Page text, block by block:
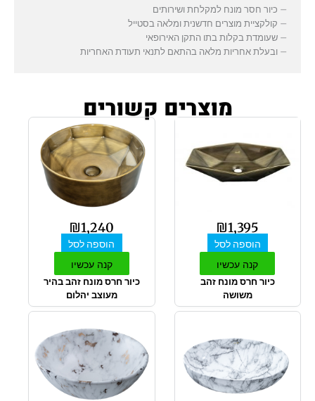
– כיור חסר מונח למקלחת ושירותים
– קולקציית מוצרים חדשנית ומלאה בסטייל
– שעומדת בקלות בתו התקן האירופאי
– ובעלת אחריות מלאה בהתאם לתנאי תעודת האחריות
מוצרים קשורים
₪1,395
הוספה לסל
קנה עכשיו
כיור חרס מונח זהב
משושה
₪1,240
הוספה לסל
קנה עכשיו
כיור חרס מונח זהב בהיר
מעוצב יהלום